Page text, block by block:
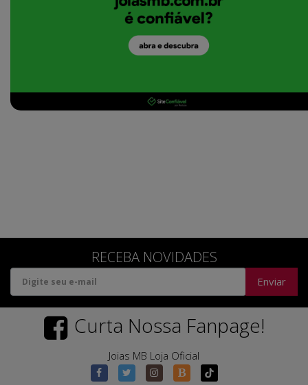
RECEBA NOVIDADES
Enviar
Curta Nossa Fanpage!
Joias MB Loja Oficial